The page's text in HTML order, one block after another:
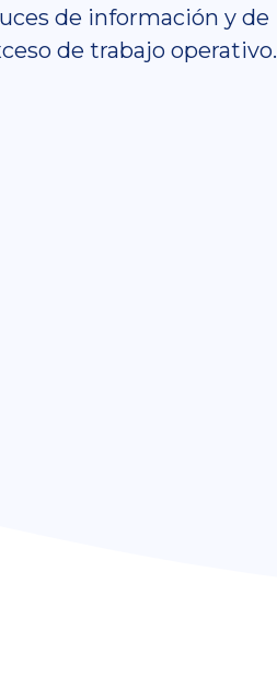
de información y de
de trabajo operativo.